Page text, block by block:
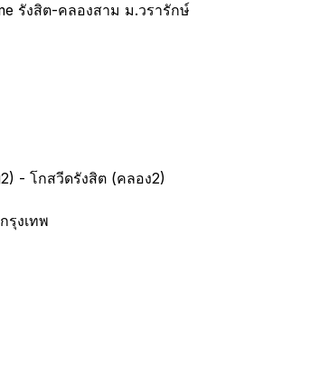
รังสิต-คลองสาม ม.วรารักษ์
- โกสวีดรังสิต (คลอง2)
รุงเทพ